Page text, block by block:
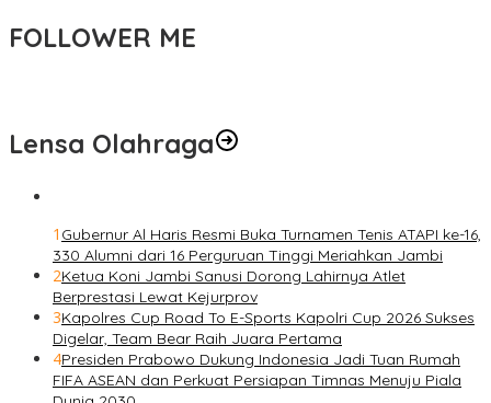
FOLLOWER ME
Lensa Olahraga
1 Gubernur Al Haris Resmi Buka Turnamen Tenis ATAPI ke-16,
330 Alumni dari 16 Perguruan Tinggi Meriahkan Jambi
2Ketua Koni Jambi Sanusi Dorong Lahirnya Atlet
Berprestasi Lewat Kejurprov
3Kapolres Cup Road To E-Sports Kapolri Cup 2026 Sukses
Digelar, Team Bear Raih Juara Pertama
4Presiden Prabowo Dukung Indonesia Jadi Tuan Rumah
FIFA ASEAN dan Perkuat Persiapan Timnas Menuju Piala